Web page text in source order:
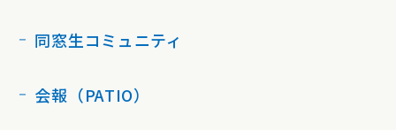
同窓生コミュニティ
会報（PATIO）